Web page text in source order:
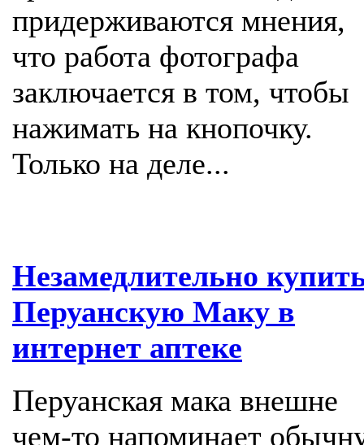
придерживаются мнения,
что работа фотографа
заключается в том, чтобы
нажимать на кнопочку.
Только на деле...
Незамедлительно
Перуанскую Маку в
интернет аптеке
Перуанская мака внешне
чем-то напоминает